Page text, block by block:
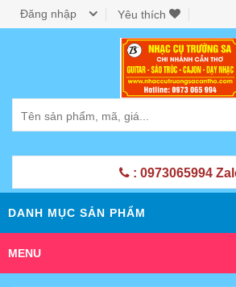
Đăng nhập Yêu thích
: 0973065994
DANH MỤC SẢN PHẨM
MENU